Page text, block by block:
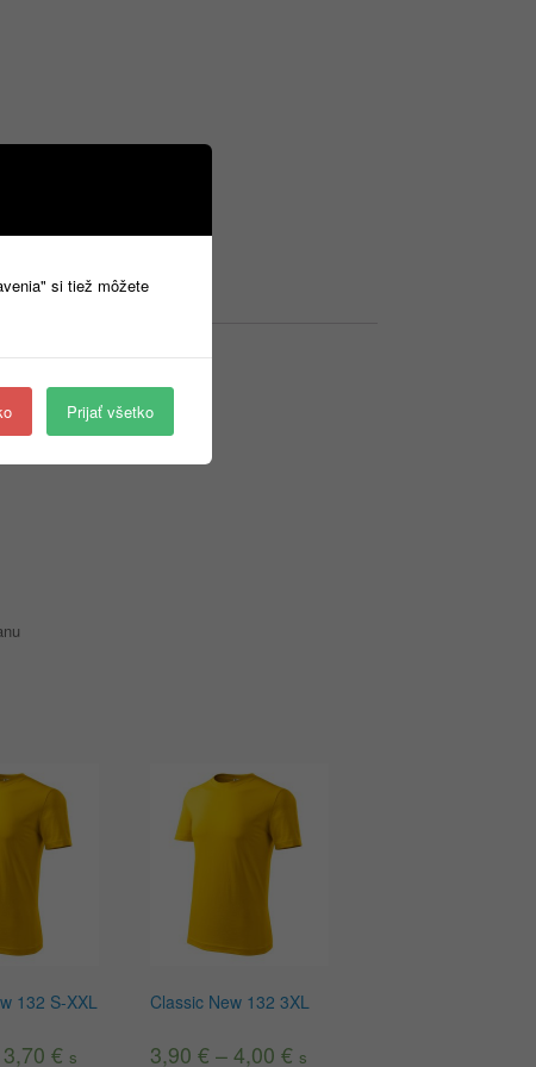
132 S-XXL
3,70€ s
Classic New 132 3XL
3,90 €– 4,00 € s
si tiež môžete
Prijať všetko